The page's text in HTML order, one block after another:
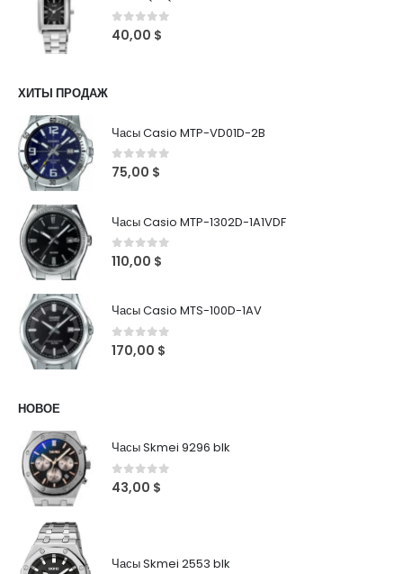
0 out of 5
40,00 $
ХИТЫ ПРОДАЖ
Часы Casio MTP-VD01D-2B
0out of 5
75,00 $
Часы Casio MTP-1302D-1A1VDF
0out of 5
110,00 $
Часы Casio MTS-100D-1AV
0out of 5
170,00 $
НОВОЕ
Часы Skmei 9296 blk
0 out of 5
43,00 $
Часы Skmei 2553 blk